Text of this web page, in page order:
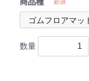
商品種 必須
数量